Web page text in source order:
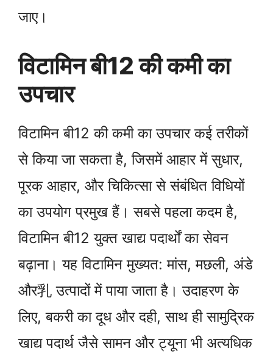
जाए।
विटामिन बी12 की कमी का
उपचार
विटामिन बी12 की कमी का उपचार कई तरीकों
से किया जा सकता है, जिसमें आहार में सुधार,
पूरक आहार, और चिकित्सा से संबंधित विधियों
का उपयोग प्रमुख हैं। सबसे पहला कदम है,
विटामिन बी12 युक्त खाद्य पदार्थों का सेवन
बढ़ाना। यह विटामिन मुख्यत: मांस, मछली, अंडे
और乳 उत्पादों में पाया जाता है। उदाहरण के
लिए, बकरी का दूध और दही, साथ ही सामुद्रिक
खाद्य पदार्थ जैसे सामन और ट्यूना भी अत्यधिक